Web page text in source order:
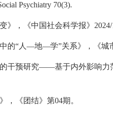
Psychiatry 70(3).
》，《中国社会科学报》
的“人—地—学”关系》，《城
干预研究——基于内外影响力
，《团结》第04期。